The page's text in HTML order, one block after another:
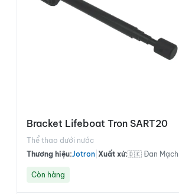
Bracket Lifeboat Tron SART20
Thể thao dưới nước
Thương hiệu:Jotron Xuất xứ:🇩🇰 Đan Mạch
Còn hàng